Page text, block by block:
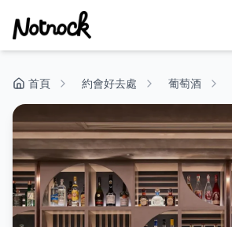
首頁 約會好去處 葡萄酒